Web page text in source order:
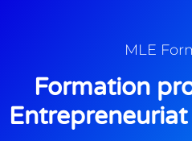
MLE
Formation